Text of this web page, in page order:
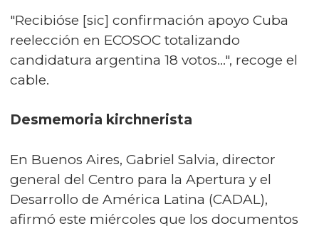
"Recibióse [sic] confirmación apoyo Cuba
reelección en ECOSOC totalizando
candidatura argentina 18 votos…", recoge el
cable.
Desmemoria kirchnerista
En Buenos Aires, Gabriel Salvia, director
general del Centro para la Apertura y el
Desarrollo de América Latina (CADAL),
afirmó este miércoles que los documentos